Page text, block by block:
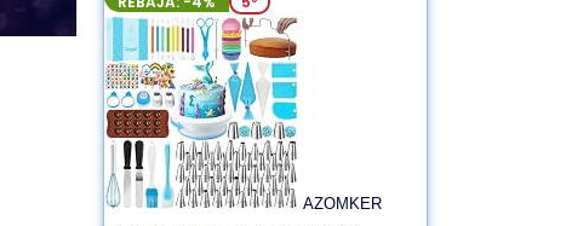
AZOMKER